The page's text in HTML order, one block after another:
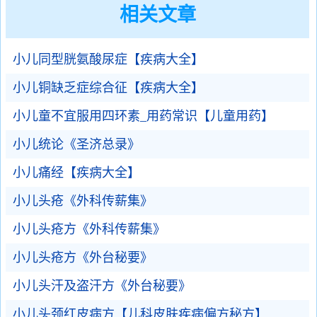
相关文章
小儿同型胱氨酸尿症【疾病大全】
小儿铜缺乏症综合征【疾病大全】
小儿童不宜服用四环素_用药常识【儿童用药】
小儿统论《圣济总录》
小儿痛经【疾病大全】
小儿头疮《外科传薪集》
小儿头疮方《外科传薪集》
小儿头疮方《外台秘要》
小儿头汗及盗汗方《外台秘要》
小儿头颈红皮病方【儿科皮肤疾病偏方秘方】